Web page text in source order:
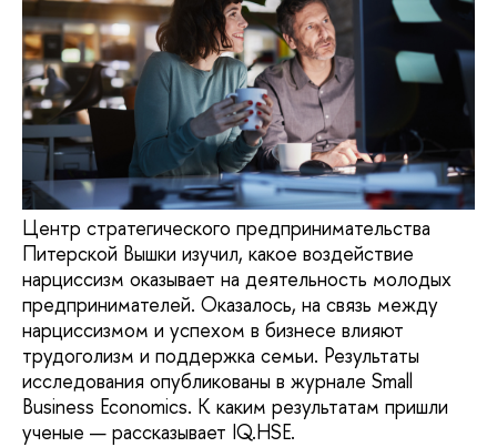
Центр стратегического предпринимательства
Питерской Вышки изучил, какое воздействие
нарциссизм оказывает на деятельность молодых
предпринимателей. Оказалось, на связь между
нарциссизмом и успехом в бизнесе влияют
трудоголизм и поддержка семьи. Результаты
исследования опубликованы в журнале Small
Business Economics. К каким результатам пришли
ученые — рассказывает IQ.HSE.